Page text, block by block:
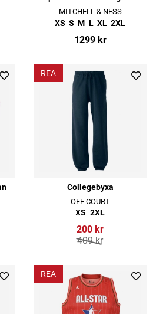
MITCHELL & NESS
XS S M L XL 2XL
1299 kr
REA
Collegebyxa
OFF COURT
XS 2XL
200 kr
409 kr
REA